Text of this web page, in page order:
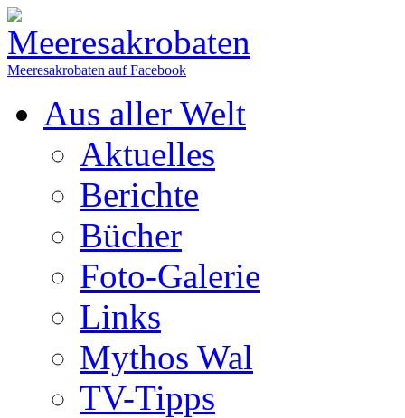
Meeresakrobaten auf Facebook
Aus aller Welt
Aktuelles
Berichte
Bücher
Foto-Galerie
Links
Mythos Wal
TV-Tipps